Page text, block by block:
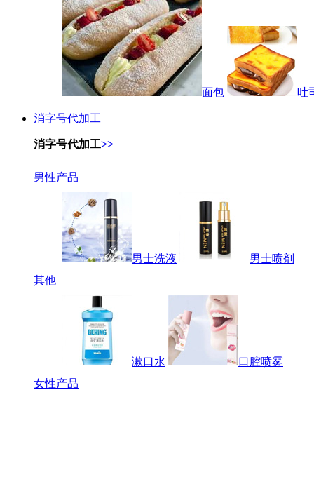
面包 吐
消字号代加工
消字号代加工>>
男性产品
男士洗液
男士喷剂
其他
漱口水
口腔喷雾
女性产品